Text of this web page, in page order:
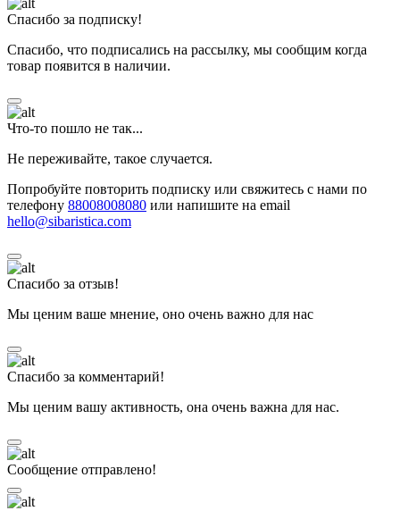
Спасибо за подписку!
Спасибо, что подписались на рассылку, мы сообщим когда
товар появится в наличии.
Что-то пошло не так...
Не переживайте, такое случается.
Попробуйте повторить подписку или свяжитесь с нами по
телефону 88008008080 или напишите на email
hello@sibaristica.com
Спасибо за отзыв!
Мы ценим ваше мнение, оно очень важно для нас
Спасибо за комментарий!
Мы ценим вашу активность, она очень важна для нас.
Сообщение отправлено!